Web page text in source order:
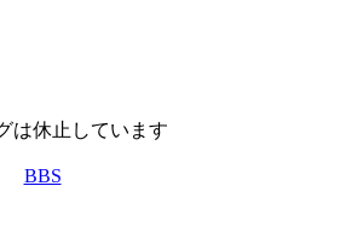
は休止しています
BBS